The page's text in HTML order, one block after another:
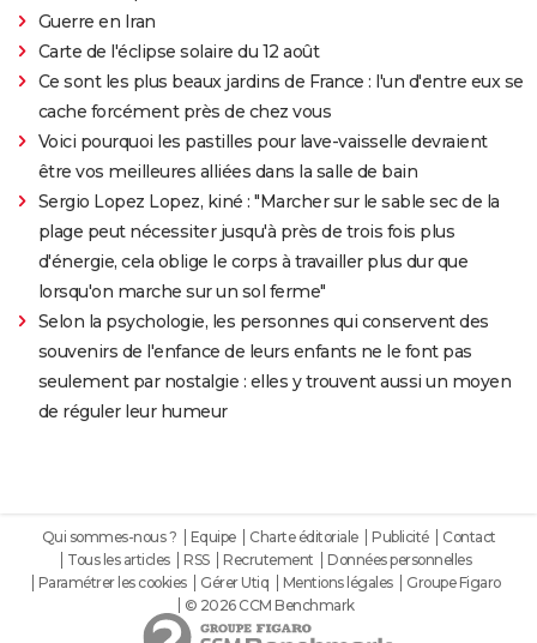
Guerre en Iran
Carte de l'éclipse solaire du 12 août
Ce sont les plus beaux jardins de France : l'un d'entre eux se
cache forcément près de chez vous
Voici pourquoi les pastilles pour lave-vaisselle devraient
être vos meilleures alliées dans la salle de bain
Sergio Lopez Lopez, kiné : "Marcher sur le sable sec de la
plage peut nécessiter jusqu'à près de trois fois plus
d'énergie, cela oblige le corps à travailler plus dur que
lorsqu'on marche sur un sol ferme"
Selon la psychologie, les personnes qui conservent des
souvenirs de l'enfance de leurs enfants ne le font pas
seulement par nostalgie : elles y trouvent aussi un moyen
de réguler leur humeur
Qui sommes-nous ? Equipe Charte éditoriale Publicité
Contact
Tous les articles
RSS Recrutement
Données personnelles
Paramétrer les cookies
Gérer Utiq Mentions légales
Groupe Figaro
© 2026 CCM Benchmark